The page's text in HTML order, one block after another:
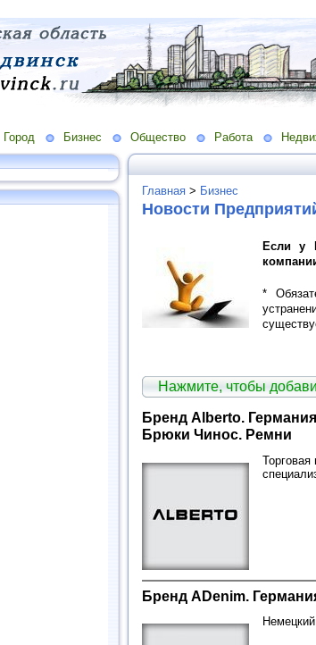
Город Бизнес Общество Работа
Главная > Бизнес
Новости
Если у
*
Нажмите, чтобы
Бренд Albеrto.
Брюки Чинос. Ремни
Бренд ADenim.